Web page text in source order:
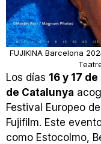
FUJIKINA Barcelona
Los días 16 y 17
de Catalunya
Festival Europeo
Fujifilm. Este
como Estocolmo,